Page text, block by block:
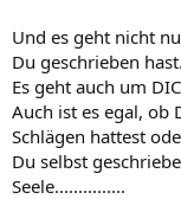
Und es geht nicht
Du geschrieben hast.
Es geht auch um
Auch ist es egal, ob
Schlägen hattest
Du selbst
Seele...............